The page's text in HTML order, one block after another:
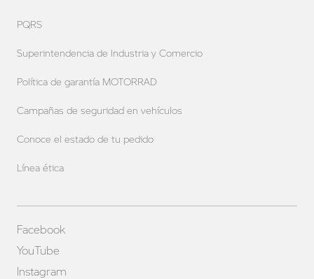
PQRS
Superintendencia de Industria y Comercio
Política de garantía MOTORRAD
Campañas de seguridad en vehículos
Conoce el estado de tu pedido
Línea ética
Facebook
YouTube
Instagram